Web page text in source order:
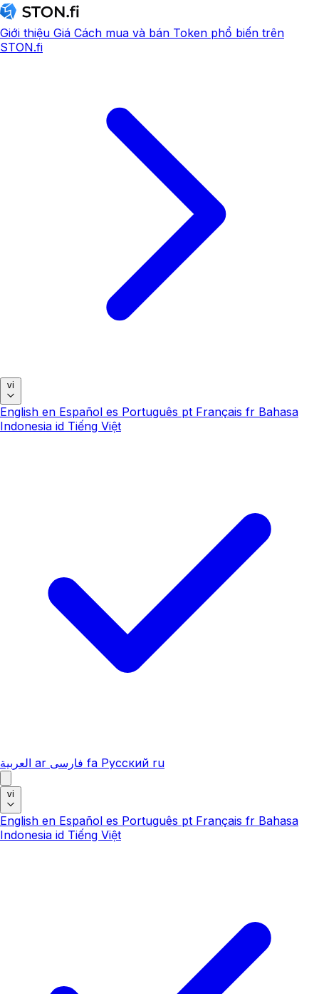
Giới thiệu Giá Cách mua và bán Token phổ biến trên
STON.fi
vi
English en Español es Português pt Français fr Bahasa
Indonesia id Tiếng Việt
العربية ar فارسی fa Русский ru
vi
English en Español es Português pt Français fr Bahasa
Indonesia id Tiếng Việt